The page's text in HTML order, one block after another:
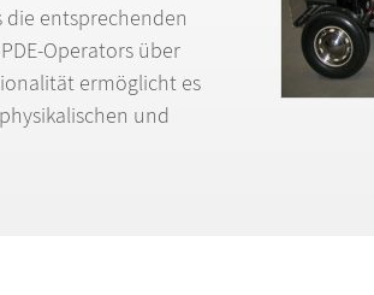
die entsprechenden
Operators über
ät ermöglicht es
und